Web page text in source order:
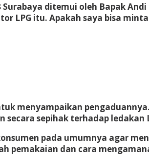
ditemui oleh Bapak
LPG itu. Apakah saya bisa
menyampaikan
sepihak terhadap ledakan
pada umumnya agar
pemakaian dan cara